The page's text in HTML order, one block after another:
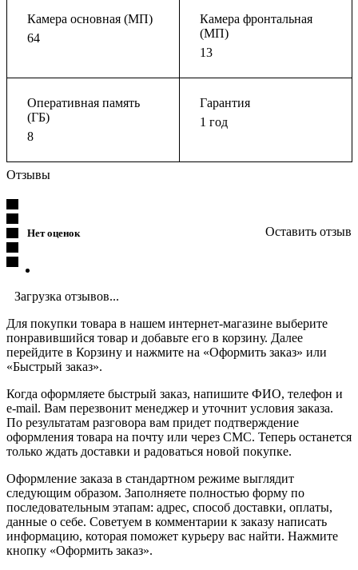
Камера основная (МП)
64
Камера фронтальная
(МП)
13
Оперативная память
(ГБ)
8
Гарантия
1 год
Отзывы
Нет оценок Оставить отзыв
Загрузка отзывов...
Для покупки товара в нашем интернет-магазине выберите
понравившийся товар и добавьте его в корзину. Далее
перейдите в Корзину и нажмите на «Оформить заказ» или
«Быстрый заказ».
Когда оформляете быстрый заказ, напишите ФИО, телефон и
e-mail. Вам перезвонит менеджер и уточнит условия заказа.
По результатам разговора вам придет подтверждение
оформления товара на почту или через СМС. Теперь останется
только ждать доставки и радоваться новой покупке.
Оформление заказа в стандартном режиме выглядит
следующим образом. Заполняете полностью форму по
последовательным этапам: адрес, способ доставки, оплаты,
данные о себе. Советуем в комментарии к заказу написать
информацию, которая поможет курьеру вас найти. Нажмите
кнопку «Оформить заказ».